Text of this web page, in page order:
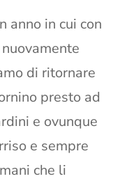
anno in cui con
di ritornare
presto ad
e ovunque
e sempre
che li